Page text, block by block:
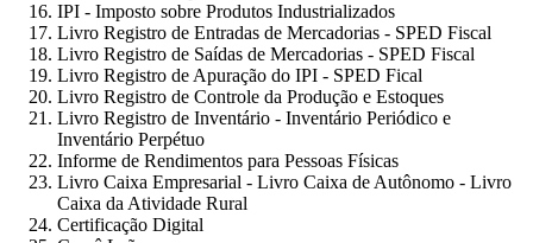
IPI - Imposto sobre Produtos Industrializados
Livro Registro de Entradas de Mercadorias - SPED Fiscal
Livro Registro de Saídas de Mercadorias - SPED Fiscal
Livro Registro de Apuração do IPI - SPED Fical
Livro Registro de Controle da Produção e Estoques
Livro Registro de Inventário - Inventário Periódico e
Inventário Perpétuo
Informe de Rendimentos para Pessoas Físicas
Livro Caixa Empresarial - Livro Caixa de Autônomo - Livro
Caixa da Atividade Rural
Certificação Digital